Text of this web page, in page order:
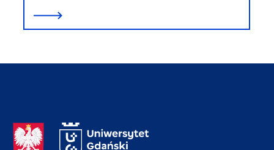
Adres Rektoratu